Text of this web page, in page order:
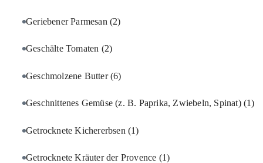
Geriebener Parmesan (2)
Geschälte Tomaten (2)
Geschmolzene Butter(6)
Geschnittenes Gemüse (z. B. Paprika, Zwiebeln, Spinat)(1)
Getrocknete Kichererbsen (1)
Getrocknete Kräuter der Provence (1)